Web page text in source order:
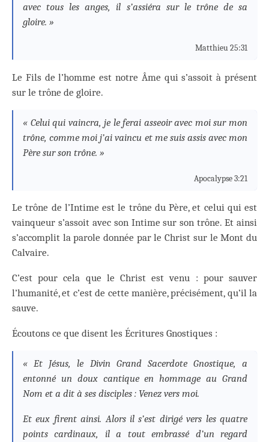
avec tous les anges, il s’assiéra sur le trône de sa
gloire. »
Matthieu 25:31
Le Fils de l’homme est notre Âme qui s’assoit à présent
sur le trône de gloire.
« Celui qui vaincra, je le ferai asseoir avec moi sur mon
trône, comme moi j’ai vaincu et me suis assis avec mon
Père sur son trône. »
Apocalypse 3:21
Le trône de l’Intime est le trône du Père, et celui qui est
vainqueur s’assoit avec son Intime sur son trône. Et ainsi
s’accomplit la parole donnée par le Christ sur le Mont du
Calvaire.
C’est pour cela que le Christ est venu : pour sauver
l’humanité, et c’est de cette manière, précisément, qu’il la
sauve.
Écoutons ce que disent les Écritures Gnostiques :
« Et Jésus, le Divin Grand Sacerdote Gnostique, a
entonné un doux cantique en hommage au Grand
Nom et a dit à ses disciples : Venez vers moi.
Et eux firent ainsi. Alors il s’est dirigé vers les quatre
points cardinaux, il a tout embrassé d’un regard